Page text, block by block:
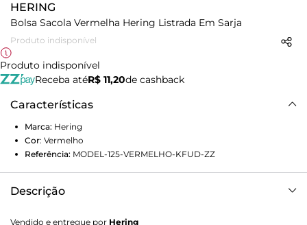
HERING
Bolsa Sacola Vermelha Hering Listrada Em Sarja
Produto indisponível
Produto indisponível
Receba atéR$ 11,20de cashback
Características
Marca: Hering
Cor: Vermelho
Referência: MODEL-125-VERMELHO-KFUD-ZZ
Descrição
Vendido e entregue por Hering